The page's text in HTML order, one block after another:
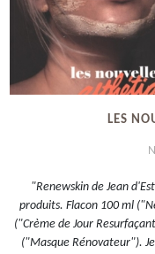
LES
"Renewskin de Jean
produits. Flacon 100 ml
("Crème de Jour
("Masque Rénovateur").